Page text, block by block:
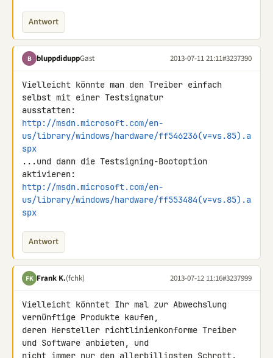
Antwort
B bluppdiduppGast 2013-07-11 21:11#3237390
Vielleicht könnte man den Treiber einfach
selbst mit einer Testsignatur
http://msdn.microsoft.com/en-
us/library/windows/hardware/ff546236(v=vs.85).a
spx
...und dann die Testsigning-Bootoption
http://msdn.microsoft.com/en-
us/library/windows/hardware/ff553484(v=vs.85).a
spx
Antwort
FK Frank K.(fchk) 2013-07-12 11:16#3237999
Vielleicht könntet Ihr mal zur Abwechslung
vernünftige Produkte kaufen,
deren Hersteller richtlinienkonforme Treiber
und Software anbieten, und
nicht immer nur den allerbilligsten Schrott.